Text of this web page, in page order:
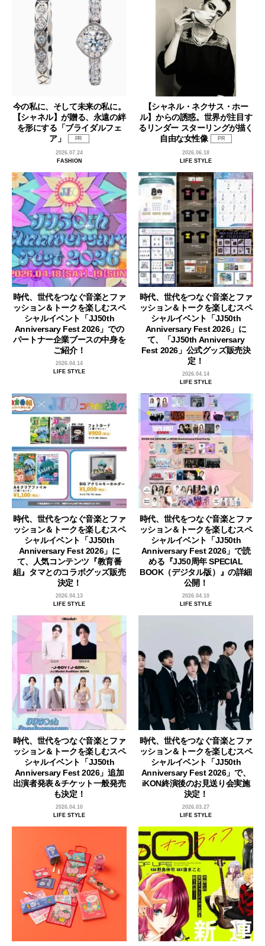
今の私に、そして未来の私に。
【シャネル】が贈る、永遠の絆
を形にする「ブライダルフェ
ア」
PR
2026.07.24
FASHION
【シャネル・ネクサス・ホー
ル】からの誘惑。世界が注目す
るリンダー スターリングが描く
自由な女性像
PR
2026.06.18
LIFE STYLE
時代、世代をつなぐ音楽とファ
ッション＆トークを楽しむスペ
シャルイベント「JJ50th
Anniversary Fest 2026」での
パートナー企業ブースの中身を
ご紹介！
2026.04.14
LIFE STYLE
時代、世代をつなぐ音楽とファ
ッション＆トークを楽しむスペ
シャルイベント「JJ50th
Anniversary Fest 2026」に
て、「JJ50th Anniversary
Fest 2026」公式グッズ販売決
定！
2026.04.14
LIFE STYLE
時代、世代をつなぐ音楽とファ
ッション＆トークを楽しむスペ
シャルイベント「JJ50th
Anniversary Fest 2026」に
て、人気コンテンツ『教育番
組』タマとのコラボグッズ販売
決定！
2026.04.13
LIFE STYLE
時代、世代をつなぐ音楽とファ
ッション＆トークを楽しむスペ
シャルイベント「JJ50th
Anniversary Fest 2026」で読
める『JJ50周年 SPECIAL
BOOK（デジタル版）』の詳細
公開！
2026.04.10
LIFE STYLE
時代、世代をつなぐ音楽とファ
ッション＆トークを楽しむスペ
シャルイベント「JJ50th
Anniversary Fest 2026」追加
出演者発表＆チケット一般発売
も決定！
2026.04.10
LIFE STYLE
時代、世代をつなぐ音楽とファ
ッション＆トークを楽しむスペ
シャルイベント「JJ50th
Anniversary Fest 2026」で、
iKON終演後のお見送り会実施
決定！
2026.03.27
LIFE STYLE